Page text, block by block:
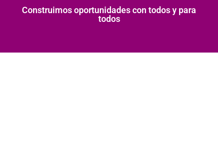
Construimos oportunidades con todos y para
todos